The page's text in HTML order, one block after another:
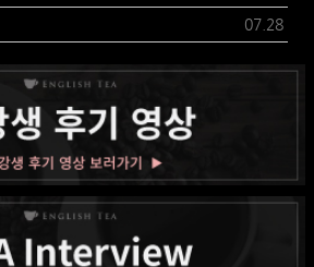
07.28